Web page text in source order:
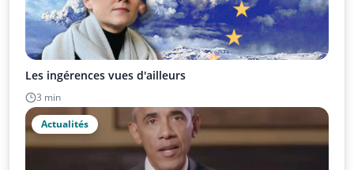
Les ingérences vues d'ailleurs
3 min
Actualités